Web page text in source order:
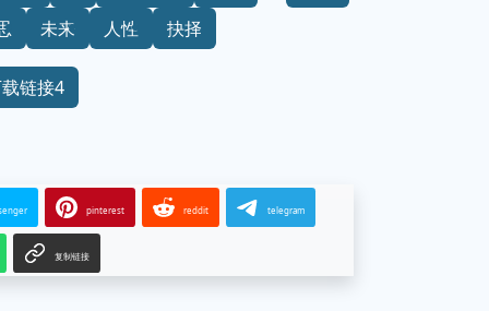
未来 人性 抉择
链接4
pinterest reddit telegram
复制链接